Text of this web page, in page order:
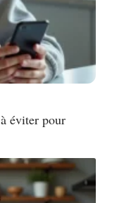
éviter pour